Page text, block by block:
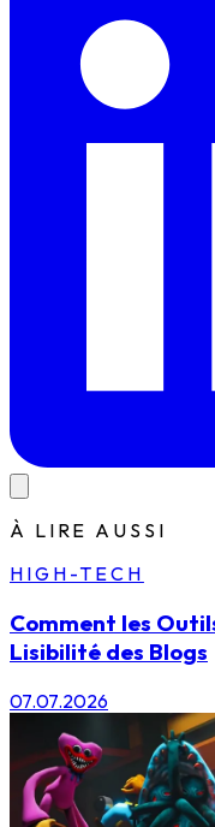
À LIRE AUSSI
HIGH-TECH
Comment les
Lisibilité des Blogs
07.07.2026